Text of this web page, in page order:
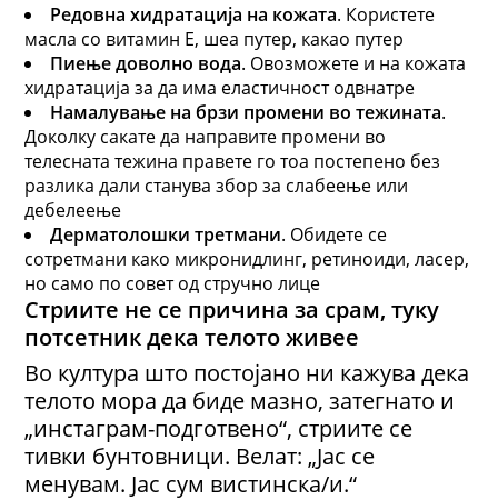
Редовна хидратација на кожата. Користете
масла со витамин Е, шеа путер, какао путер
Пиење доволно вода. Овозможете и на кожата
хидратација за да има еластичност одвнатре
Намалување на брзи промени во тежината.
Доколку сакате да направите промени во
телесната тежина правете го тоа постепено без
разлика дали станува збор за слабеење или
дебелеење
Дерматолошки третмани. Обидете се
сотретмани како микронидлинг, ретиноиди, ласер,
но само по совет од стручно лице
Стриите не се причина за срам,туку
потсетник дека телото живее
Во култура што постојано ни кажува дека
телото мора да биде мазно, затегнато и
„инстаграм-подготвено“, стриите се
тивки бунтовници. Велат: „Јас се
менувам. Јас сум вистинска/и.“